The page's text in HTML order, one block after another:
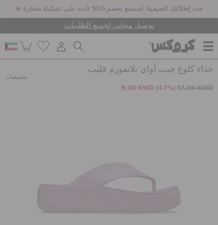
☀️ جدد إطلالتك الصيفية! استمتع بخصم 50% ثابت على تشكيلة مختارة
توصيل مجاني لجميع الطلبيات
جيبيتز تشارمز
كروكس لمكان العمل
حذاء كلوغ جيت أواي بلاتفورم فليب
تخفيضات
9٫00 KWD (47%) 17٫00 KWD